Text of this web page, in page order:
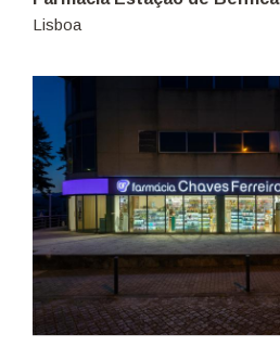
Lisboa